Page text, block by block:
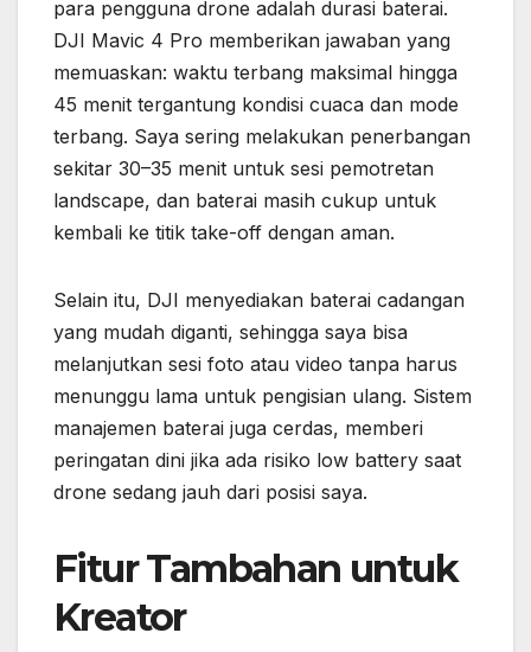
para pengguna drone adalah durasi baterai.
DJI Mavic 4 Pro memberikan jawaban yang
memuaskan: waktu terbang maksimal hingga
45 menit tergantung kondisi cuaca dan mode
terbang. Saya sering melakukan penerbangan
sekitar 30–35 menit untuk sesi pemotretan
landscape, dan baterai masih cukup untuk
kembali ke titik take-off dengan aman.
Selain itu, DJI menyediakan baterai cadangan
yang mudah diganti, sehingga saya bisa
melanjutkan sesi foto atau video tanpa harus
menunggu lama untuk pengisian ulang. Sistem
manajemen baterai juga cerdas, memberi
peringatan dini jika ada risiko low battery saat
drone sedang jauh dari posisi saya.
Fitur Tambahan untuk
Kreator